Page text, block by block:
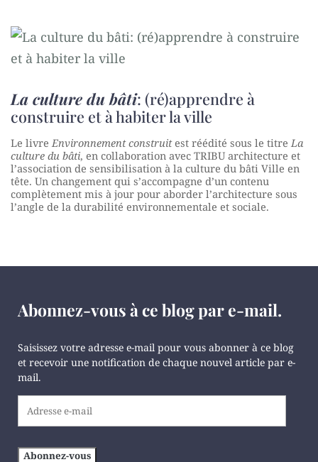
La culture du bâti: (ré)apprendre à
construire et à habiter la ville
Le livre Environnement construitest réédité sous le titre La
culture du bâti, en collaboration avec TRIBU architecture et
l’association de sensibilisation à la culture du bâti Ville en
tête. Un changement qui s’accompagne d’un contenu
complètement mis à jour pour aborder l’architecture sous
l’angle de la durabilité environnementale et sociale.
Abonnez-vous à ce blog par e-mail.
Saisissez votre adresse e-mail pour vous abonner à ce blog
et recevoir une notification de chaque nouvel article par e-
mail.
Abonnez-vous